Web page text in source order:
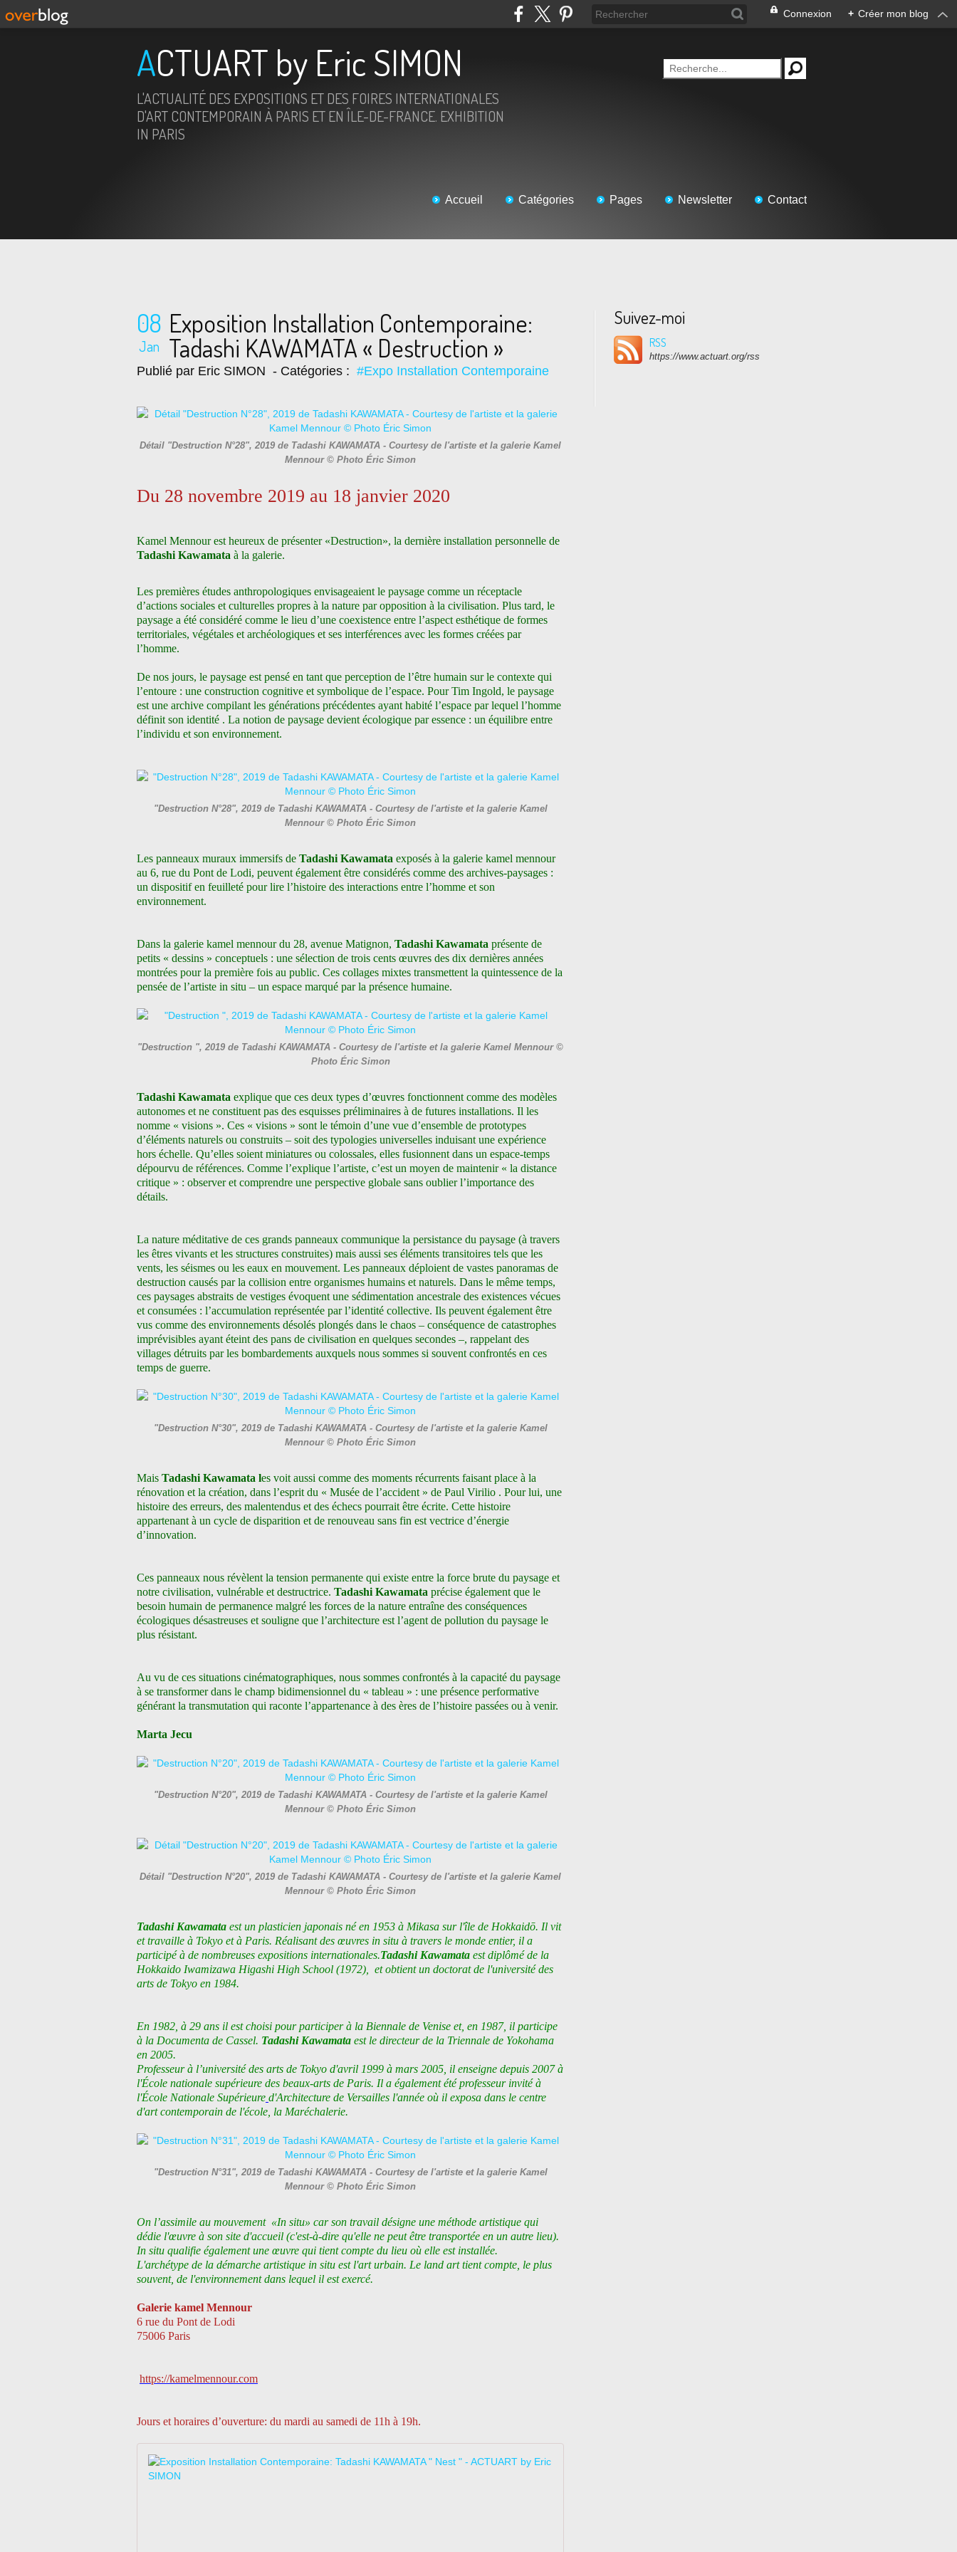
Connexion + Créer mon blog
ACTUART by Eric SIMON
L'ACTUALITÉ DES EXPOSITIONS ET DES FOIRES INTERNATIONALES
D'ART CONTEMPORAIN À PARIS ET EN ÎLE-DE-FRANCE. EXHIBITION
IN PARIS
Accueil Catégories Pages Newsletter Contact
08
Jan
Exposition Installation Contemporaine:
Tadashi KAWAMATA « Destruction »
Publié par Eric SIMON - Catégories : #Expo Installation Contemporaine
Détail "Destruction N°28", 2019 de Tadashi KAWAMATA - Courtesy de l'artiste et la galerie Kamel
Mennour © Photo Éric Simon
Du 28 novembre 2019 au 18 janvier 2020
Kamel Mennour est heureux de présenter «Destruction», la dernière installation personnelle de
Tadashi Kawamata à la galerie.
Les premières études anthropologiques envisageaient le paysage comme un réceptacle
d’actions sociales et culturelles propres à la nature par opposition à la civilisation. Plus tard, le
paysage a été considéré comme le lieu d’une coexistence entre l’aspect esthétique de formes
territoriales, végétales et archéologiques et ses interférences avec les formes créées par
l’homme.
De nos jours, le paysage est pensé en tant que perception de l’être humain sur le contexte qui
l’entoure : une construction cognitive et symbolique de l’espace. Pour Tim Ingold, le paysage
est une archive compilant les générations précédentes ayant habité l’espace par lequel l’homme
définit son identité . La notion de paysage devient écologique par essence : un équilibre entre
l’individu et son environnement.
"Destruction N°28", 2019 de Tadashi KAWAMATA - Courtesy de l'artiste et la galerie Kamel
Mennour © Photo Éric Simon
Les panneaux muraux immersifs de Tadashi Kawamata exposés à la galerie kamel mennour
au 6, rue du Pont de Lodi, peuvent également être considérés comme des archives-paysages :
un dispositif en feuilleté pour lire l’histoire des interactions entre l’homme et son
environnement.
Dans la galerie kamel mennour du 28, avenue Matignon, Tadashi Kawamata présente de
petits « dessins » conceptuels : une sélection de trois cents œuvres des dix dernières années
montrées pour la première fois au public. Ces collages mixtes transmettent la quintessence de la
pensée de l’artiste in situ – un espace marqué par la présence humaine.
"Destruction ", 2019 de Tadashi KAWAMATA - Courtesy de l'artiste et la galerie Kamel Mennour ©
Photo Éric Simon
Tadashi Kawamata explique que ces deux types d’œuvres fonctionnent comme des modèles
autonomes et ne constituent pas des esquisses préliminaires à de futures installations. Il les
nomme « visions ». Ces « visions » sont le témoin d’une vue d’ensemble de prototypes
d’éléments naturels ou construits – soit des typologies universelles induisant une expérience
hors échelle. Qu’elles soient miniatures ou colossales, elles fusionnent dans un espace-temps
dépourvu de références. Comme l’explique l’artiste, c’est un moyen de maintenir « la distance
critique » : observer et comprendre une perspective globale sans oublier l’importance des
détails.
La nature méditative de ces grands panneaux communique la persistance du paysage (à travers
les êtres vivants et les structures construites) mais aussi ses éléments transitoires tels que les
vents, les séismes ou les eaux en mouvement. Les panneaux déploient de vastes panoramas de
destruction causés par la collision entre organismes humains et naturels. Dans le même temps,
ces paysages abstraits de vestiges évoquent une sédimentation ancestrale des existences vécues
et consumées : l’accumulation représentée par l’identité collective. Ils peuvent également être
vus comme des environnements désolés plongés dans le chaos – conséquence de catastrophes
imprévisibles ayant éteint des pans de civilisation en quelques secondes –, rappelant des
villages détruits par les bombardements auxquels nous sommes si souvent confrontés en ces
temps de guerre.
"Destruction N°30", 2019 de Tadashi KAWAMATA - Courtesy de l'artiste et la galerie Kamel
Mennour © Photo Éric Simon
Mais Tadashi Kawamata les voit aussi comme des moments récurrents faisant place à la
rénovation et la création, dans l’esprit du « Musée de l’accident » de Paul Virilio . Pour lui, une
histoire des erreurs, des malentendus et des échecs pourrait être écrite. Cette histoire
appartenant à un cycle de disparition et de renouveau sans fin est vectrice d’énergie
d’innovation.
Ces panneaux nous révèlent la tension permanente qui existe entre la force brute du paysage et
notre civilisation, vulnérable et destructrice. Tadashi Kawamata précise également que le
besoin humain de permanence malgré les forces de la nature entraîne des conséquences
écologiques désastreuses et souligne que l’architecture est l’agent de pollution du paysage le
plus résistant.
Au vu de ces situations cinématographiques, nous sommes confrontés à la capacité du paysage
à se transformer dans le champ bidimensionnel du « tableau » : une présence performative
générant la transmutation qui raconte l’appartenance à des ères de l’histoire passées ou à venir.
Marta Jecu
"Destruction N°20", 2019 de Tadashi KAWAMATA - Courtesy de l'artiste et la galerie Kamel
Mennour © Photo Éric Simon
Détail "Destruction N°20", 2019 de Tadashi KAWAMATA - Courtesy de l'artiste et la galerie Kamel
Mennour © Photo Éric Simon
Tadashi Kawamata est un plasticien japonais né en 1953 à Mikasa sur l'île de Hokkaidō. Il vit
et travaille à Tokyo et à Paris. Réalisant des œuvres in situ à travers le monde entier, il a
participé à de nombreuses expositions internationales.Tadashi Kawamata est diplômé de la
Hokkaido Iwamizawa Higashi High School (1972), et obtient un doctorat de l'université des
arts de Tokyo en 1984.
En 1982, à 29 ans il est choisi pour participer à la Biennale de Venise et, en 1987, il participe
à la Documenta de Cassel. Tadashi Kawamata est le directeur de la Triennale de Yokohama
en 2005.
Professeur à l’université des arts de Tokyo d'avril 1999 à mars 2005, il enseigne depuis 2007 à
l'École nationale supérieure des beaux-arts de Paris. Il a également été professeur invité à
l'École Nationale Supérieure d'Architecture de Versailles l'année où il exposa dans le centre
d'art contemporain de l'école, la Maréchalerie.
"Destruction N°31", 2019 de Tadashi KAWAMATA - Courtesy de l'artiste et la galerie Kamel
Mennour © Photo Éric Simon
On l’assimile au mouvement «In situ» car son travail désigne une méthode artistique qui
dédie l'œuvre à son site d'accueil (c'est-à-dire qu'elle ne peut être transportée en un autre lieu).
In situ qualifie également une œuvre qui tient compte du lieu où elle est installée.
L'archétype de la démarche artistique in situ est l'art urbain. Le land art tient compte, le plus
souvent, de l'environnement dans lequel il est exercé.
Galerie kamel Mennour
6 rue du Pont de Lodi
75006 Paris
https://kamelmennour.com
Jours et horaires d’ouverture: du mardi au samedi de 11h à 19h.
Suivez-moi
RSS
https://www.actuart.org/rss